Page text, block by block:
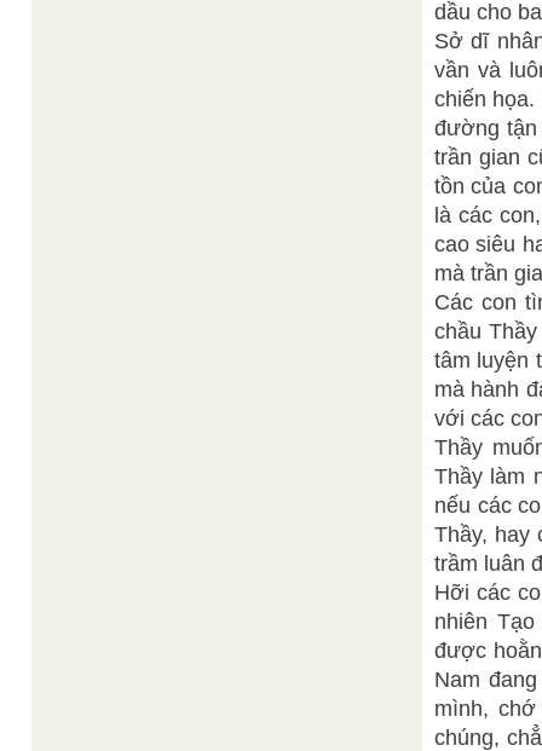
dầu cho
Sở dĩ
vần và
chiến họa.
đường tận
trần gian
tồn của
là các
cao siêu
mà trần
Các con
chầu
tâm luyện
mà hành
với các
Thầy
Thầy làm
nếu các
Thầy, hay
trầm luân
Hỡi các
nhiên
được
Nam
mình,
chúng,